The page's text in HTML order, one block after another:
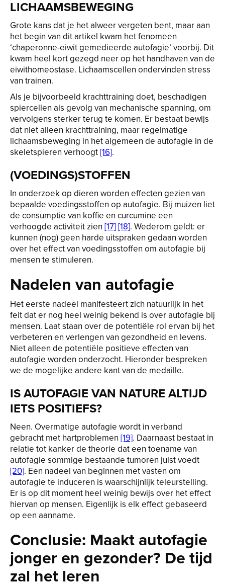
LICHAAMSBEWEGING
Grote kans dat je het alweer vergeten bent, maar aan
het begin van dit artikel kwam het fenomeen
‘chaperonne-eiwit gemedieerde autofagie’ voorbij. Dit
kwam heel kort gezegd neer op het handhaven van de
eiwithomeostase. Lichaamscellen ondervinden stress
van trainen.
Als je bijvoorbeeld krachttraining doet, beschadigen
spiercellen als gevolg van mechanische spanning, om
vervolgens sterker terug te komen. Er bestaat bewijs
dat niet alleen krachttraining, maar regelmatige
lichaamsbeweging in het algemeen de autofagie in de
skeletspieren verhoogt[16].
(VOEDINGS)STOFFEN
In onderzoek op dieren worden effecten gezien van
bepaalde voedingsstoffen op autofagie. Bij muizen liet
de consumptie van koffie en curcumine een
verhoogde activiteit zien [17][18]. Wederom geldt: er
kunnen (nog) geen harde uitspraken gedaan worden
over het effect van voedingsstoffen om autofagie bij
mensen te stimuleren.
Nadelen van autofagie
Het eerste nadeel manifesteert zich natuurlijk in het
feit dat er nog heel weinig bekend is over autofagie bij
mensen. Laat staan over de potentiële rol ervan bij het
verbeteren en verlengen van gezondheid en levens.
Niet alleen de potentiële positieve effecten van
autofagie worden onderzocht. Hieronder bespreken
we de mogelijke andere kant van de medaille.
IS AUTOFAGIE VAN NATURE ALTIJD
IETS POSITIEFS?
Neen. Overmatige autofagie wordt in verband
gebracht met hartproblemen [19]. Daarnaast bestaat in
relatie tot kanker de theorie dat een toename van
autofagie sommige bestaande tumoren juist voedt
[20]. Een nadeel van beginnen met vasten om
autofagie te induceren is waarschijnlijk teleurstelling.
Er is op dit moment heel weinig bewijs over het effect
hiervan op mensen. Eigenlijk is elk effect gebaseerd
op een aanname.
Conclusie: Maakt autofagie
jonger en gezonder? De tijd
zal het leren